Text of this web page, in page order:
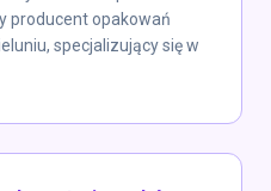
producent opakowań
specjalizujący się w